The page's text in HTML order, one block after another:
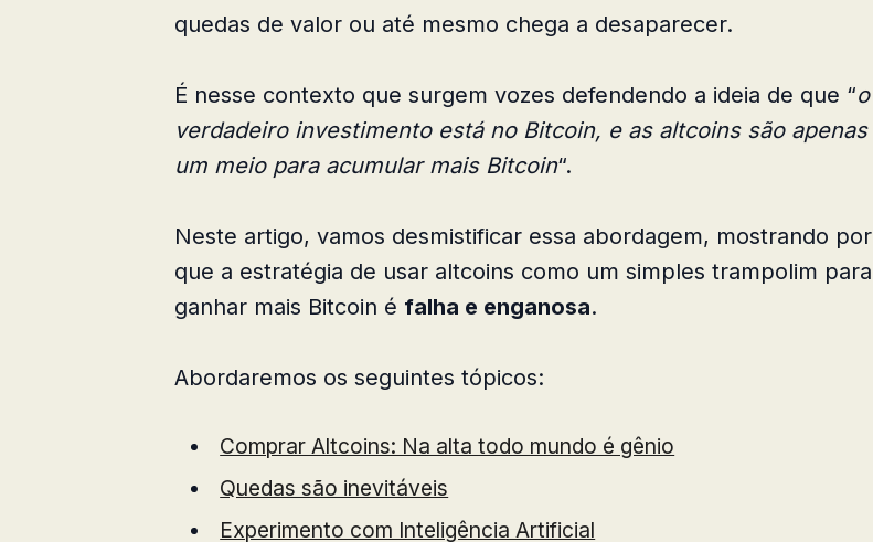
quedas de valor ou até mesmo chega a desaparecer.
É nesse contexto que surgem vozes defendendo a ideia de que “o
verdadeiro investimento está no Bitcoin, e as altcoins são apenas
um meio para acumular mais Bitcoin“.
Neste artigo, vamos desmistificar essa abordagem, mostrando por
que a estratégia de usar altcoins como um simples trampolim para
ganhar mais Bitcoin é falha e enganosa.
Abordaremos os seguintes tópicos:
Comprar Altcoins: Na alta todo mundo é gênio
Quedas são inevitáveis
Experimento com Inteligência Artificial